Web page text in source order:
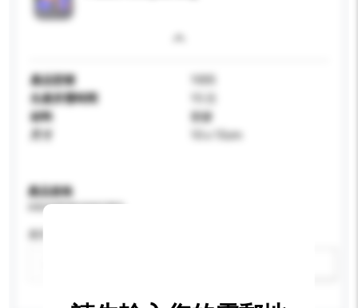
產品型號
1005
生產所需時間
材料
塑膠
10 x 15cm
產品規格
請提供您對產品的特定要求。